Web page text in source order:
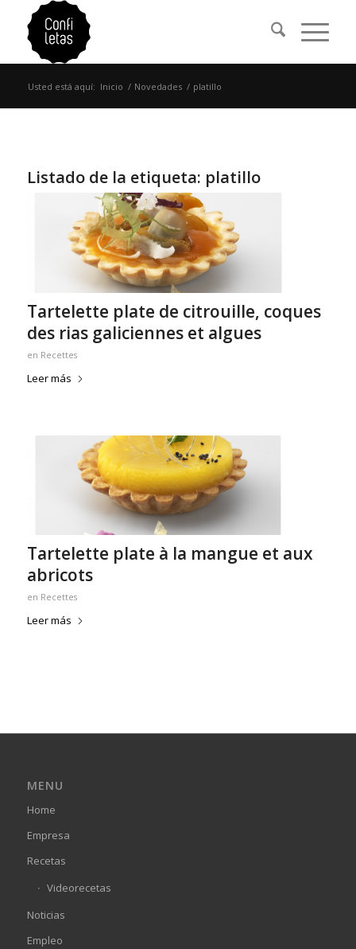
Usted está aquí: Inicio / Novedades / platillo
Listado de la etiqueta: platillo
Tartelette plate de citrouille, coques
des rias galiciennes et algues
en Recettes
Leer más
Tartelette plate à la mangue et aux
abricots
en Recettes
Leer más
MENU
Home
Empresa
Recetas
Videorecetas
Noticias
Empleo